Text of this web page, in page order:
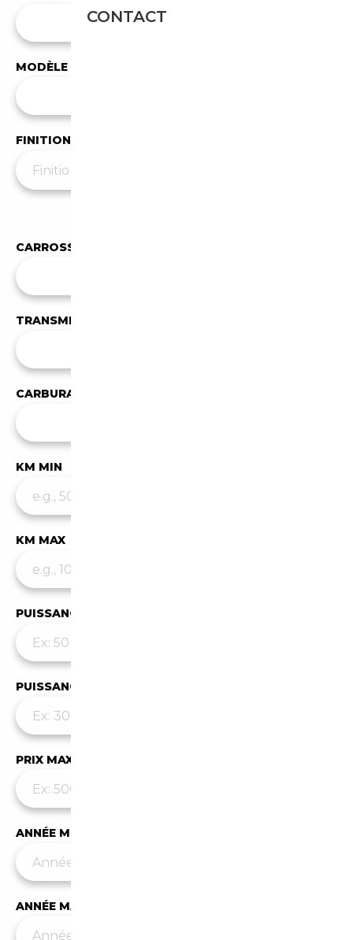
Citroen
MODÈLE
FINITION
CARROSSERIE
TRANSMISSION
CARBURANT
KM MIN
KM MAX
PUISSANCE MIN
PUISSANCE MAX
PRIX MAX (€)
ANNÉE MIN
ANNÉE MAX
CONTACT